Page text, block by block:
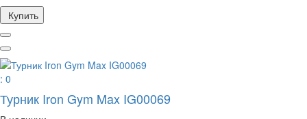
Купить
: 0
Турник Iron Gym Max IG00069